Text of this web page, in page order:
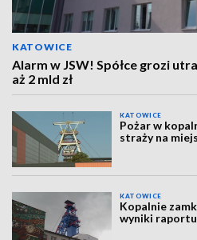
KATOWICE
Alarm w JSW! Spółce grozi
aż 2 mld zł
KATOWICE
Pożar w
straży na
KATOWICE
Kopalnie
wyniki